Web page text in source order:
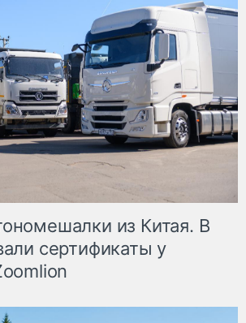
из Китая. В
сертификаты у